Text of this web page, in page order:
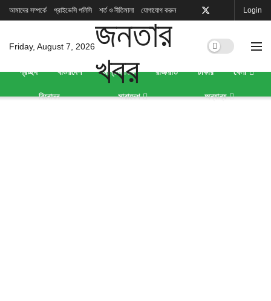
আমাদের সম্পর্কে প্রাইভেসি পলিসি শর্ত ও নীতিমালা যোগাযোগ করুন Login
Friday, August 7, 2026
প্রচ্ছদ বাংলাদেশ আন্তর্জাতিক রাজনীতি চাকরি খেলা
বিনোদন সারাদেশ অন্যান্য